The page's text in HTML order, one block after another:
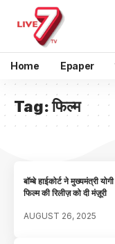
Home Epaper
Tag:फिल्म
बॉम्बे हाईकोर्ट ने मुख्यमंत्री
फिल्म की रिलीज़ को दी मंज़ूरी
AUGUST 26, 2025